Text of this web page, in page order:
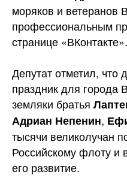
моряков и ветеранов
профессиональным
странице «ВКонтакте».
Депутат отметил,
праздник для города
земляки братья
Адриан Непенин,
тысячи великолучан
Российскому флоту и
его развитие.